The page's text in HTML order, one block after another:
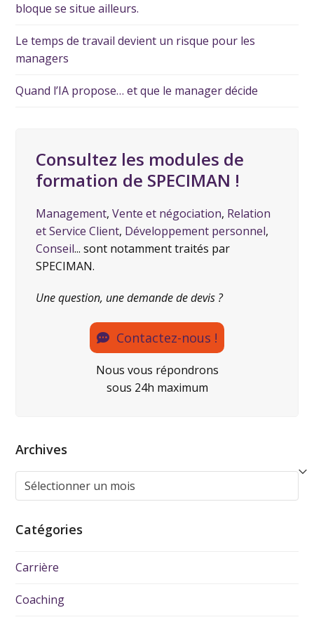
bloque se situe ailleurs.
Le temps de travail devient un risque pour les
managers
Quand l’IA propose… et que le manager décide
Consultez les modules de
formation de SPECIMAN !
Management,Vente et négociation, Relation
et Service Client, Développement personnel,
Conseil... sont notamment traités par
SPECIMAN.
Une question, une demande de devis ?
Contactez-nous !
Nous vous répondrons
sous 24h maximum
Archives
Catégories
Carrière
Coaching